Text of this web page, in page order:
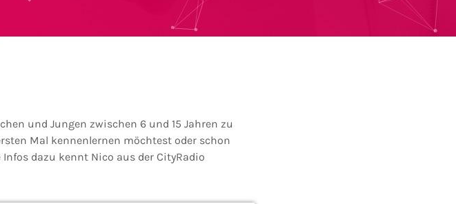
und Jungen zwischen 6 und 15 Jahren zu
Mal kennenlernen möchtest oder schon
dazu kennt Nico aus der CityRadio